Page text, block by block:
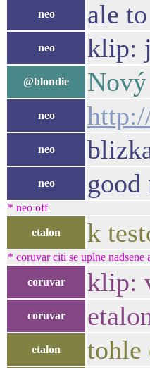
neo ale
neo klip:
@blondie
neo
neo
neo
* neo off
etalon k
* coruvar citi se uplne nadsene
coruvar klip:
coruvar
etalon tohle